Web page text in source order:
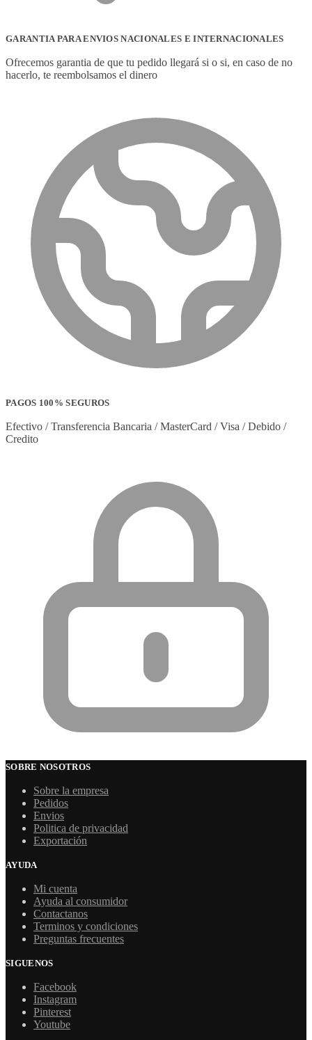
GARANTIA PARA ENVIOS NACIONALES E INTERNACIONALES
Ofrecemos garantia de que tu pedido llegará si o si, en caso de no
hacerlo, te reembolsamos el dinero
PAGOS 100% SEGUROS
Efectivo / Transferencia Bancaria / MasterCard / Visa / Debido /
Credito
SOBRE NOSOTROS
Sobre la empresa
Pedidos
Envios
Politica de privacidad
Exportación
AYUDA
Mi cuenta
Ayuda al consumidor
Contactanos
Terminos y condiciones
Preguntas frecuentes
SIGUENOS
Facebook
Instagram
Pinterest
Youtube